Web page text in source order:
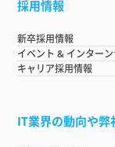
採用情報
新卒採用情報
イベント & インター
キャリア採用情報
IT業界の動向や弊